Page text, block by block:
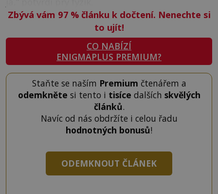
Zbývá vám 97 %článku k dočtení. Nenechte si
to ujít!
CO NABÍZÍ
ENIGMAPLUS PREMIUM?
Staňte se naším Premium čtenářem a
odemkněte si tento i tisíce dalších skvělých
článků.
Navíc od nás obdržíte i celou řadu
hodnotných bonusů!
ODEMKNOUT ČLÁNEK